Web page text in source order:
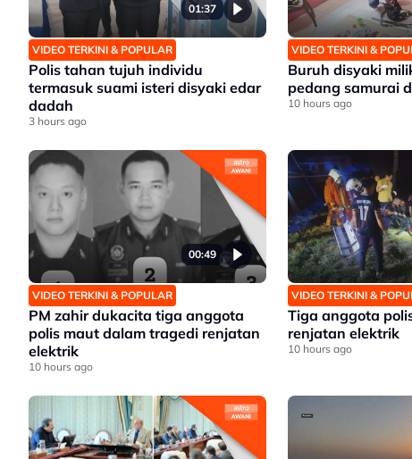
01:37
VIDEO TERKINI & POPULAR
Polis tahan tujuh individu
termasuk suami isteri disyaki edar
dadah
3 hours ago
VIDEO TERKINI &
Buruh disyaki
pedang samurai
10 hours ago
00:49
VIDEO TERKINI & POPULAR
PM zahir dukacita tiga anggota
polis maut dalam tragedi renjatan
elektrik
10 hours ago
VIDEO TERKINI &
Tiga anggota
renjatan elektrik
10 hours ago